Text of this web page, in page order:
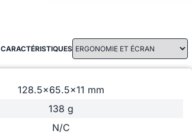
CARACTÉRISTIQUES
128.5x65.5x11 mm
138 g
N/C